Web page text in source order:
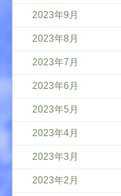
2023年9月
2023年8月
2023年7月
2023年6月
2023年5月
2023年4月
2023年3月
2023年2月